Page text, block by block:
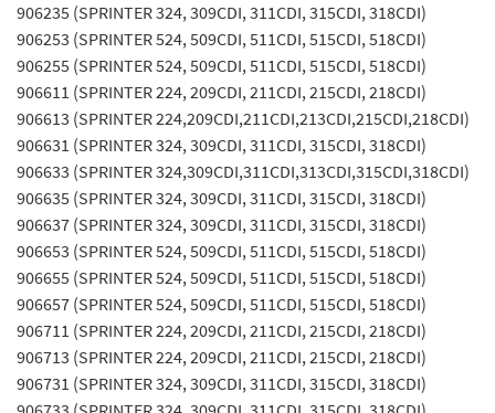
906235 (SPRINTER 324, 309CDI, 311CDI, 315CDI, 318CDI)
906253 (SPRINTER 524, 509CDI, 511CDI, 515CDI, 518CDI)
906255 (SPRINTER 524, 509CDI, 511CDI, 515CDI, 518CDI)
906611 (SPRINTER 224, 209CDI, 211CDI, 215CDI, 218CDI)
906613 (SPRINTER 224,209CDI,211CDI,213CDI,215CDI,218CDI)
906631 (SPRINTER 324, 309CDI, 311CDI, 315CDI, 318CDI)
906633 (SPRINTER 324,309CDI,311CDI,313CDI,315CDI,318CDI)
906635 (SPRINTER 324, 309CDI, 311CDI, 315CDI, 318CDI)
906637 (SPRINTER 324, 309CDI, 311CDI, 315CDI, 318CDI)
906653 (SPRINTER 524, 509CDI, 511CDI, 515CDI, 518CDI)
906655 (SPRINTER 524, 509CDI, 511CDI, 515CDI, 518CDI)
906657 (SPRINTER 524, 509CDI, 511CDI, 515CDI, 518CDI)
906711 (SPRINTER 224, 209CDI, 211CDI, 215CDI, 218CDI)
906713 (SPRINTER 224, 209CDI, 211CDI, 215CDI, 218CDI)
906731 (SPRINTER 324, 309CDI, 311CDI, 315CDI, 318CDI)